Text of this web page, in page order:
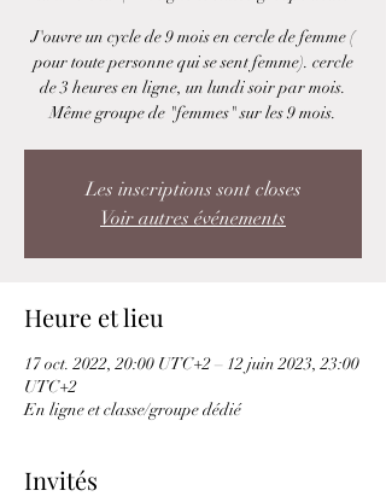
J'ouvre un cycle de 9 mois en cercle de femme (
pour toute personne qui se sent femme). cercle
de 3 heures en ligne, un lundi soir par mois.
Même groupe de "femmes" sur les 9 mois.
Les inscriptions sont closes
Voir autres événements
Heure et lieu
17 oct. 2022, 20:00 UTC+2 – 12 juin 2023, 23:00
UTC+2
En ligne et classe/groupe dédié
Invités